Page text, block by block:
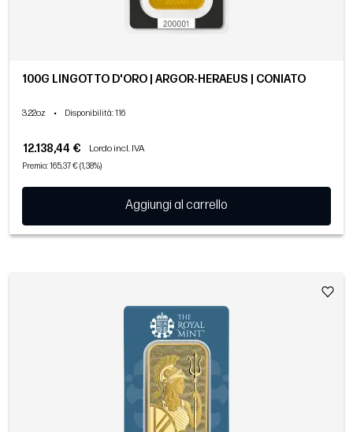
100G LINGOTTO D'ORO | ARGOR-HERAEUS | CONIATO
3.22oz • Disponibilità: 116
12.138,44 € Lordo incl. IVA
Premio: 165,37 € (1,38%)
Aggiungi al carrello